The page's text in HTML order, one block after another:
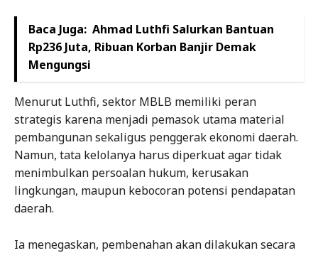
Baca Juga: Ahmad Luthfi Salurkan Bantuan
Rp236 Juta, Ribuan Korban Banjir Demak
Mengungsi
Menurut Luthfi, sektor MBLB memiliki peran
strategis karena menjadi pemasok utama material
pembangunan sekaligus penggerak ekonomi daerah.
Namun, tata kelolanya harus diperkuat agar tidak
menimbulkan persoalan hukum, kerusakan
lingkungan, maupun kebocoran potensi pendapatan
daerah.
Ia menegaskan, pembenahan akan dilakukan secara